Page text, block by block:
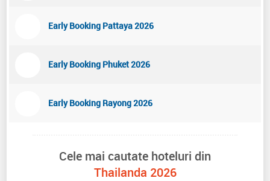
Early Booking Pattaya 2026
Early Booking Phuket 2026
Early Booking Rayong 2026
Cele mai cautate hoteluri din
Thailanda 2026